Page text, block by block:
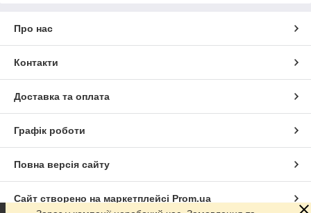
Про нас
Контакти
Доставка та оплата
Графік роботи
Повна версія сайту
Сайт створено на маркетплейсі Prom.ua